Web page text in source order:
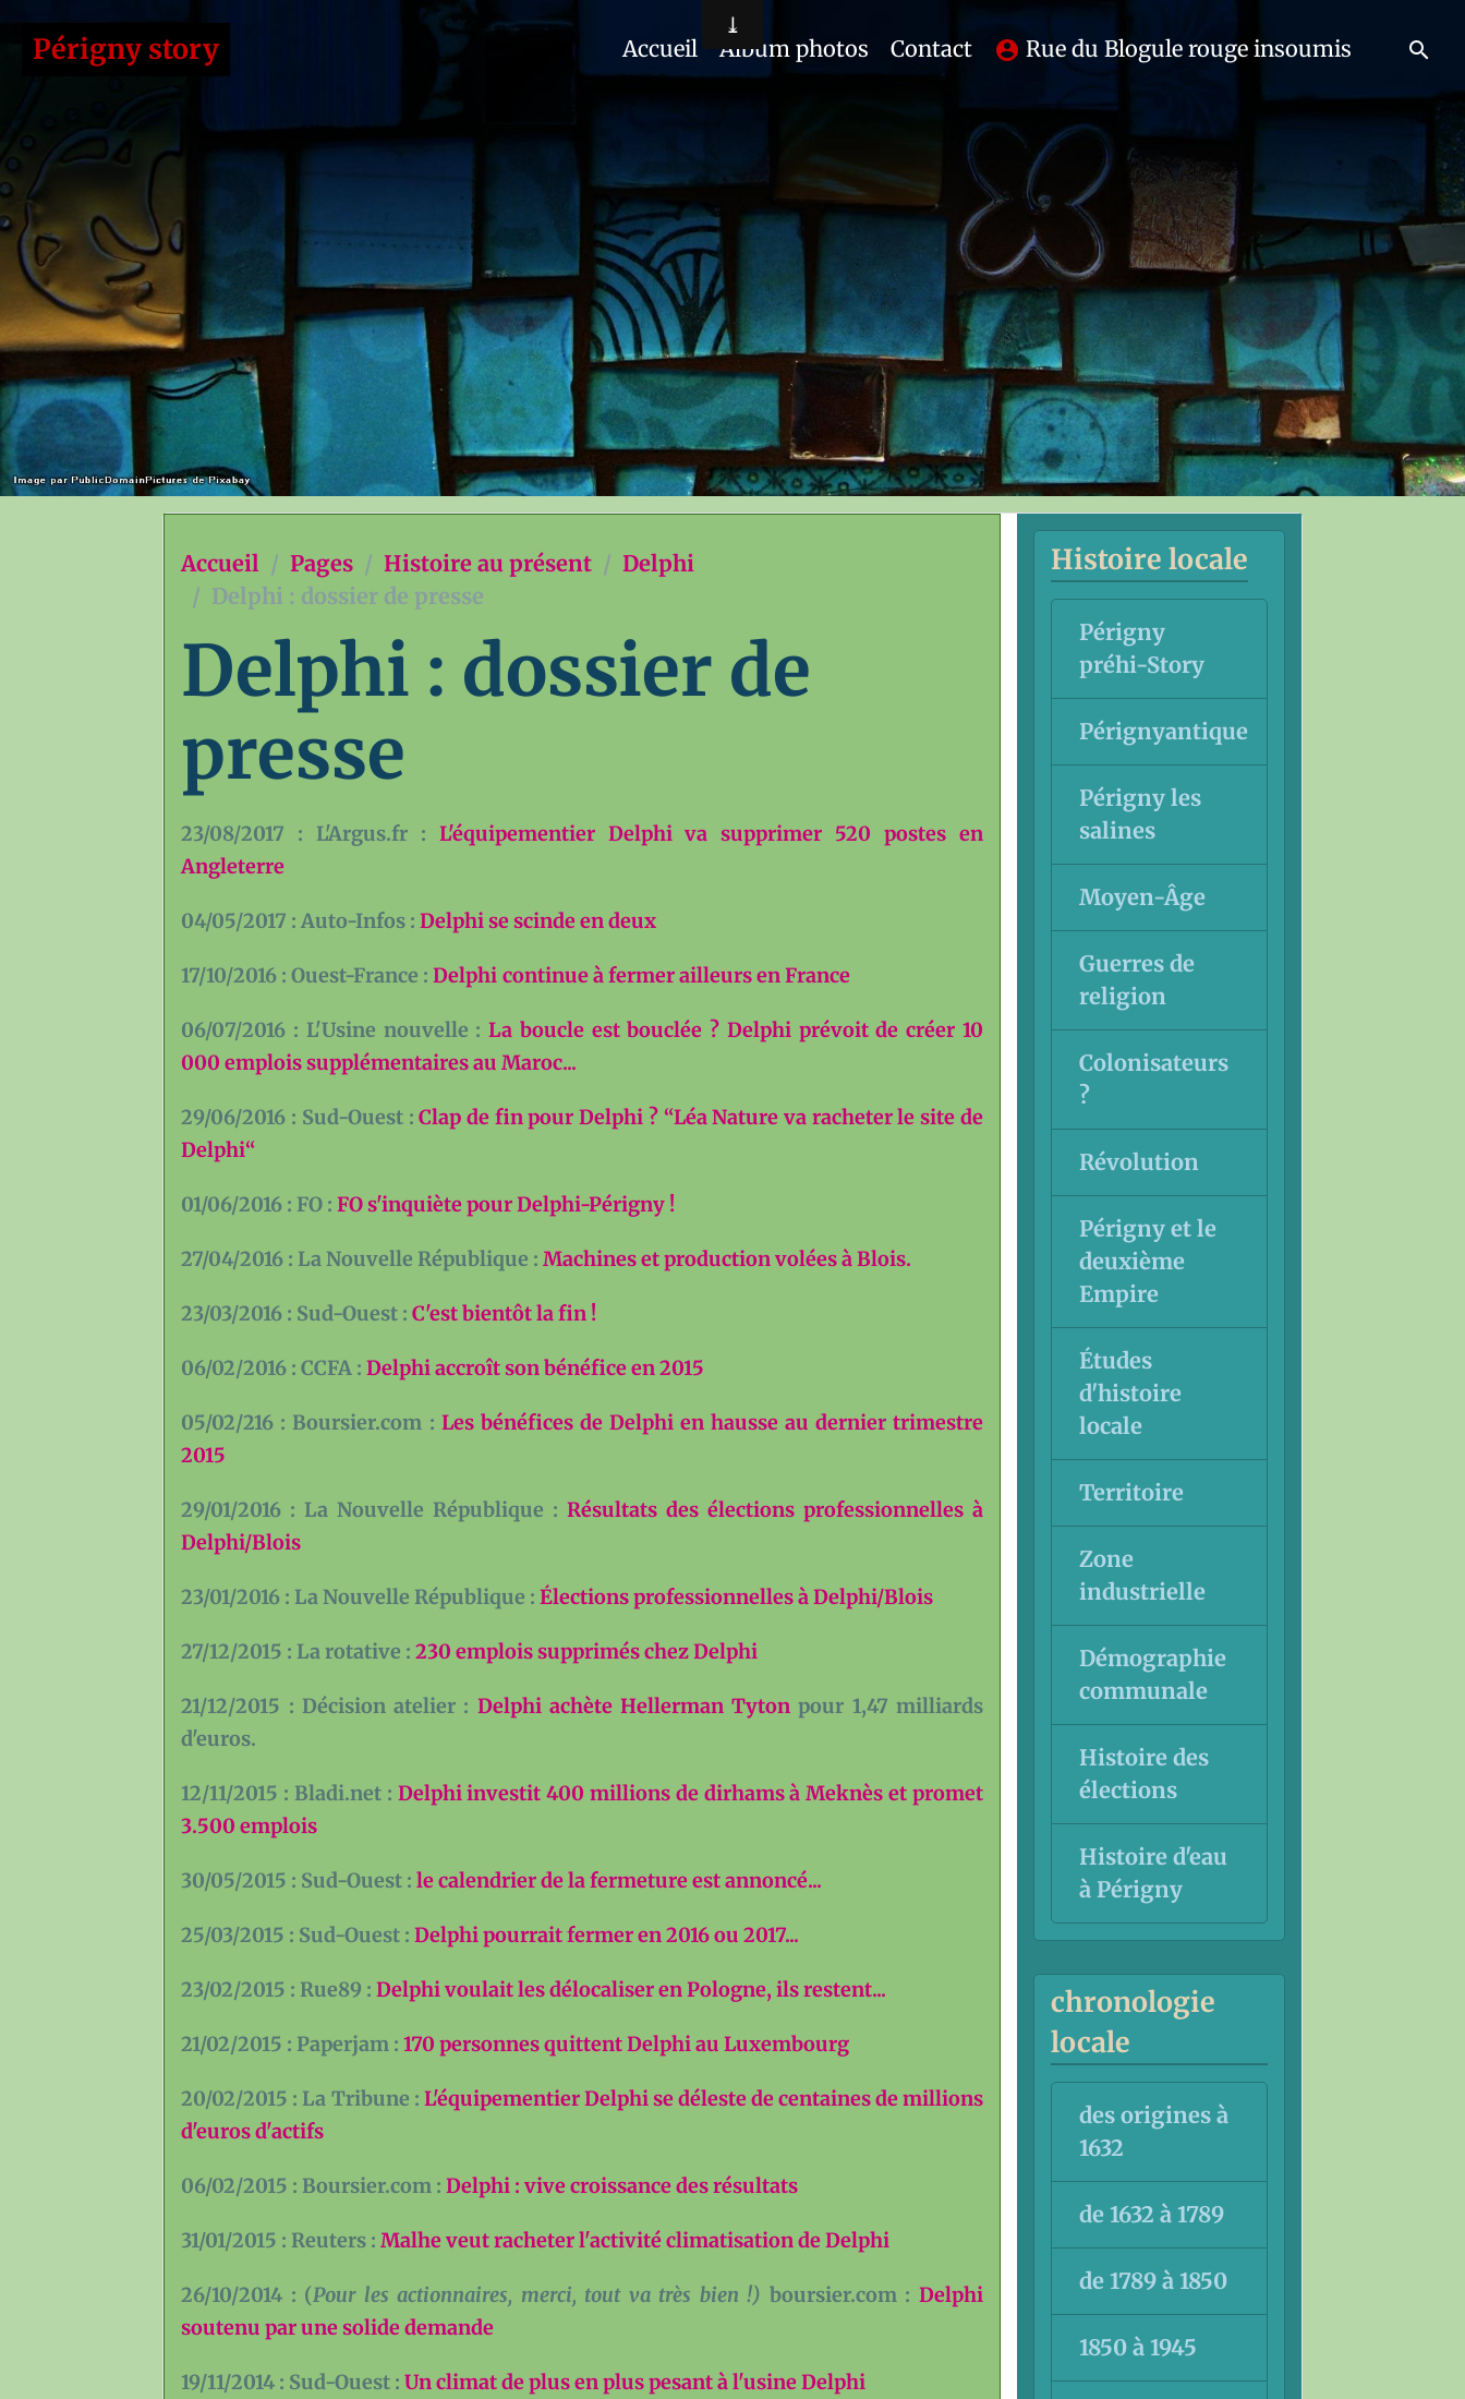
Périgny story Accueil Album photos Contact Rue du Blogule rouge insoumis
Accueil Pages Histoire au présent
Delphi
Delphi : dossier de presse
Delphi : dossier de
presse
23/08/2017 : L'Argus.fr : L'équipementier Delphi va supprimer 520 postes en
Angleterre
04/05/2017 : Auto-Infos :Delphi se scinde en deux
17/10/2016 : Ouest-France :Delphi continue à fermer ailleurs en France
06/07/2016 : L'Usine nouvelle :La boucle est bouclée ? Delphi prévoit de créer 10
000 emplois supplémentaires au Maroc...
29/06/2016 : Sud-Ouest :Clap de fin pour Delphi ? “Léa Nature va racheter le site de
Delphi“
01/06/2016 : FO :FO s'inquiète pour Delphi-Périgny !
27/04/2016 : La Nouvelle République :Machines et production volées à Blois.
23/03/2016 : Sud-Ouest :C'est bientôt la fin !
06/02/2016 : CCFA :Delphi accroît son bénéfice en 2015
05/02/216 : Boursier.com : Les bénéfices de Delphi en hausse au dernier trimestre
2015
29/01/2016 : La Nouvelle République :Résultats des élections professionnelles à
Delphi/Blois
23/01/2016 : La Nouvelle République :Élections professionnelles à Delphi/Blois
27/12/2015 : La rotative :230 emplois supprimés chez Delphi
21/12/2015 : Décision atelier : Delphi achète Hellerman Tyton pour 1,47 milliards
d'euros.
12/11/2015 : Bladi.net : Delphi investit 400 millions de dirhams à Meknès et promet
3.500 emplois
30/05/2015 : Sud-Ouest :le calendrier de la fermeture est annoncé...
25/03/2015 : Sud-Ouest :Delphi pourrait fermer en 2016 ou 2017...
23/02/2015 : Rue89 :Delphi voulait les délocaliser en Pologne, ils restent...
21/02/2015 : Paperjam :170 personnes quittent Delphi au Luxembourg
20/02/2015 : La Tribune : L'équipementier Delphi se déleste de centaines de millions
d'euros d'actifs
06/02/2015 : Boursier.com :Delphi : vive croissance des résultats
31/01/2015 : Reuters :Malhe veut racheter l'activité climatisation de Delphi
26/10/2014 : (Pour les actionnaires, merci, tout va très bien !) boursier.com : Delphi
soutenu par une solide demande
19/11/2014 : Sud-Ouest :Un climat de plus en plus pesant à l'usine Delphi
Histoire locale
Périgny
préhi-Story
Pérignyantique
Périgny les
salines
Moyen-Âge
Guerres de
religion
Colonisateurs
?
Révolution
Périgny et le
deuxième
Empire
Études
d'histoire
locale
Territoire
Zone
industrielle
Démographie
communale
Histoire des
élections
Histoire d'eau
à Périgny
chronologie
locale
des origines à
1632
de 1632 à 1789
de 1789 à 1850
1850 à 1945